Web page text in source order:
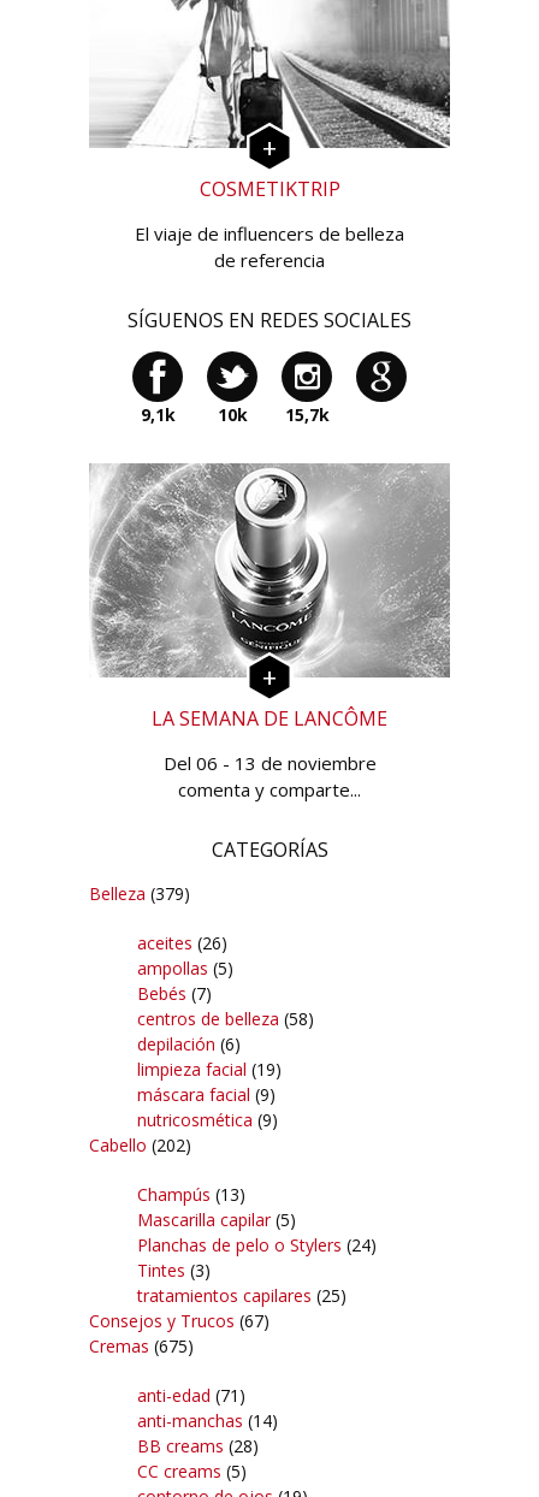
COSMETIKTRIP
El viaje de influencers de belleza
de referencia
SÍGUENOS EN REDES SOCIALES
9,1k 10k 15,7k
LA SEMANA DE LANCÔME
Del 06 - 13 de noviembre
comenta y comparte...
CATEGORÍAS
Belleza (379)
aceites (26)
ampollas (5)
Bebés (7)
centros de belleza (58)
depilación (6)
limpieza facial (19)
máscara facial (9)
nutricosmética (9)
Cabello (202)
Champús (13)
Mascarilla capilar(5)
Planchas de pelo o Stylers (24)
Tintes (3)
tratamientos capilares (25)
Consejos y Trucos (67)
Cremas (675)
anti-edad (71)
anti-manchas (14)
BB creams (28)
CC creams (5)